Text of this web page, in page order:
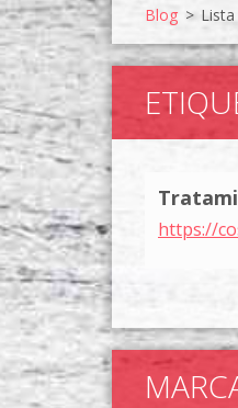
Blog >
https://